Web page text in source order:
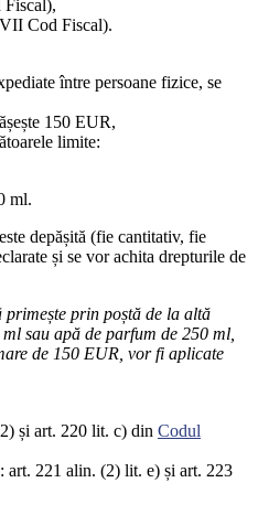
Cod Fiscal).
între persoane fizice, se
150 EUR,
limite:
ml.
depășită (fie cantitativ, fie
și se vor achita drepturile de
primește prin poștă de la altă
sau apă de parfum de 250 ml,
de 150 EUR, vor fi aplicate
și art. 220 lit. c) din Codul
221 alin. (2) lit. e) și art. 223